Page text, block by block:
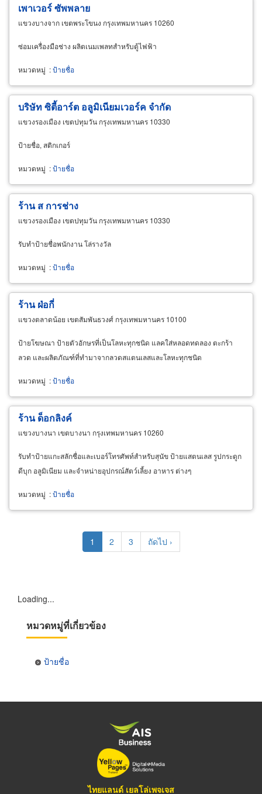
เพาเวอร์ ซัพพลาย
แขวงบางจาก เขตพระโขนง กรุงเทพมหานคร 10260
ซ่อมเครื่องมือช่าง ผลิตเนมเพลทสำหรับตู้ไฟฟ้า
หมวดหมู่ :ป้ายชื่อ
บริษัท ซิตี้อาร์ต อลูมิเนียมเวอร์ค จำกัด
แขวงรองเมือง เขตปทุมวัน กรุงเทพมหานคร 10330
ป้ายชื่อ, สติกเกอร์
หมวดหมู่ :ป้ายชื่อ
ร้าน ส การช่าง
แขวงรองเมือง เขตปทุมวัน กรุงเทพมหานคร 10330
รับทำป้ายชื่อพนักงาน โล่รางวัล
หมวดหมู่ :ป้ายชื่อ
ร้าน ฝ่อกี่
แขวงตลาดน้อย เขตสัมพันธวงศ์ กรุงเทพมหานคร 10100
ป้ายโฆษณา ป้ายตัวอักษรที่เป็นโลหะทุกชนิด แลคใส่หลอดทดลอง ตะกร้า
ลวด และผลิตภัณฑ์ที่ทำมาจากลวดสแตนเลสและโลหะทุกชนิด
หมวดหมู่ :ป้ายชื่อ
ร้าน ด็อกลิงค์
แขวงบางนา เขตบางนา กรุงเทพมหานคร 10260
รับทำป้ายแกะสลักชื่อและเบอร์โทรศัพท์สำหรับสุนัข ป้ายแสตนเลส รูปกระดูก
ดีบุก อลูมิเนียม และจำหน่ายอุปกรณ์สัตว์เลี้ยง อาหาร ต่างๆ
หมวดหมู่ :ป้ายชื่อ
Current
page
1 Page
2 Page
3
Next
page
ถัดไป ›
Loading...
หมวดหมู่ที่เกี่ยวข้อง
ป้ายชื่อ
ไทยแลนด์ เยลโล่เพจเจส